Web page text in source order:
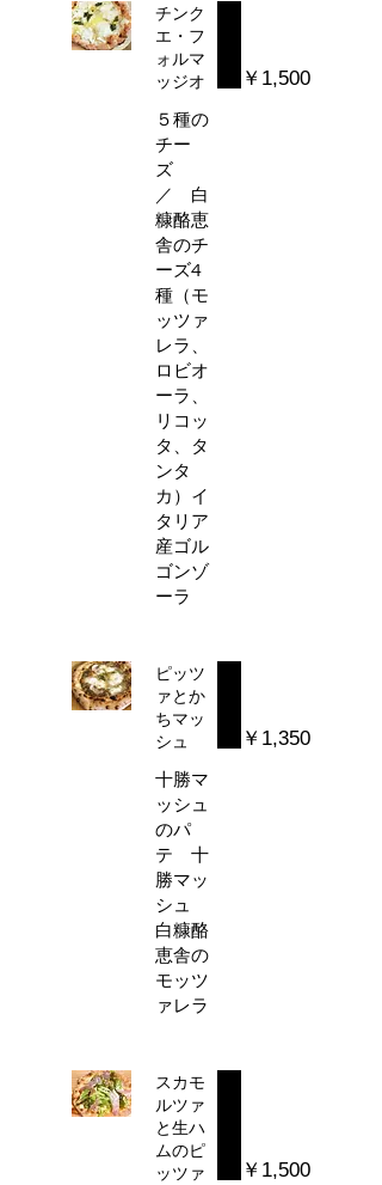
チンク
エ・フ
ォルマ
ッジオ
５種の
チー
ズ
／ 白
糠酪恵
舎のチ
ーズ4
種（モ
ッツァ
レラ、
ロビオ
ーラ、
リコッ
タ、タ
ンタ
カ）イ
タリア
産ゴル
ゴンゾ
ーラ
￥1,500
ピッツ
ァとか
ちマッ
シュ
十勝マ
ッシュ
のパ
テ 十
勝マッ
シュ
白糠酪
恵舎の
モッツ
ァレラ
￥1,350
スカモ
ルツァ
と生ハ
ムのピ
ッツァ
￥1,500